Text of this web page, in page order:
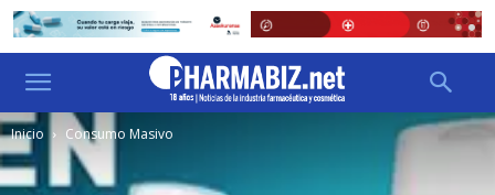
Inicio Consumo Masivo